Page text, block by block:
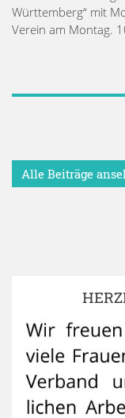
Württemberg“ mit
Verein am Montag.
Alle Beiträge